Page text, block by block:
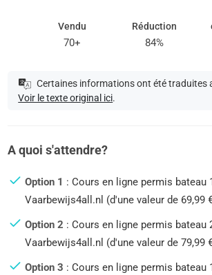
Vendu
70+
Réduction
84%
Certaines informations ont été traduites
Voir le texte original ici.
A quoi s'attendre?
Option 1 : Cours en ligne permis bateau
Vaarbewijs4all.nl (d'une valeur de 69,99
Option 2 : Cours en ligne permis bateau
Vaarbewijs4all.nl (d'une valeur de 79,99
Option 3 : Cours en ligne permis bateau